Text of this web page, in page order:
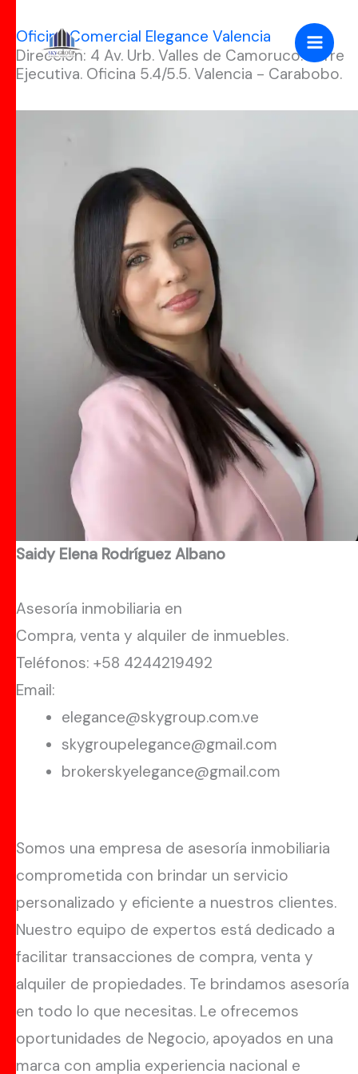
al
contenido
Oficina Comercial Elegance Valencia
Dirección: 4 Av. Urb. Valles de Camoruco. Torre
Ejecutiva. Oficina 5.4/5.5. Valencia - Carabobo.
Saidy Elena Rodríguez Albano
Asesoría inmobiliaria en
Compra, venta y alquiler de inmuebles.
Teléfonos: +58 4244219492
Email:
elegance@skygroup.com.ve
skygroupelegance@gmail.com
brokerskyelegance@gmail.com
Somos una empresa de asesoría inmobiliaria
comprometida con brindar un servicio
personalizado y eficiente a nuestros clientes.
Nuestro equipo de expertos está dedicado a
facilitar transacciones de compra, venta y
alquiler de propiedades. Te brindamos asesoría
en todo lo que necesitas. Le ofrecemos
oportunidades de Negocio, apoyados en una
marca con amplia experiencia nacional e